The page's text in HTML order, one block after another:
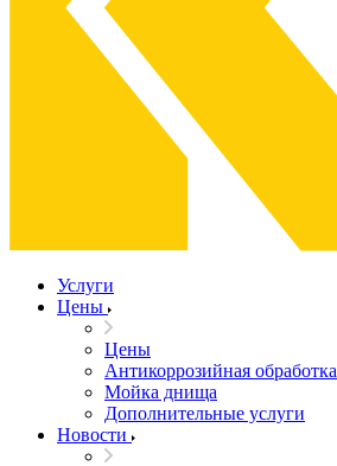
Услуги
Цены
Цены
Антикоррозийная обработка
Мойка днища
Дополнительные услуги
Новости